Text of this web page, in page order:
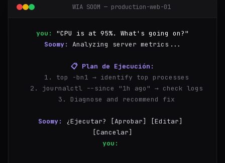
WIA SOOM — production-web-01
you:
"CPU is at 95%. What's going on?"
Soomy:
Analyzing server metrics...
📋 Plan de Ejecución:
  1. top -bn1 → identify top processes
  2. journalctl --since "1h ago" → check logs
  3. Diagnose and recommend fix
Soomy:
¿Ejecutar? [Aprobar] [Editar]
[Cancelar]
you: Aprobar